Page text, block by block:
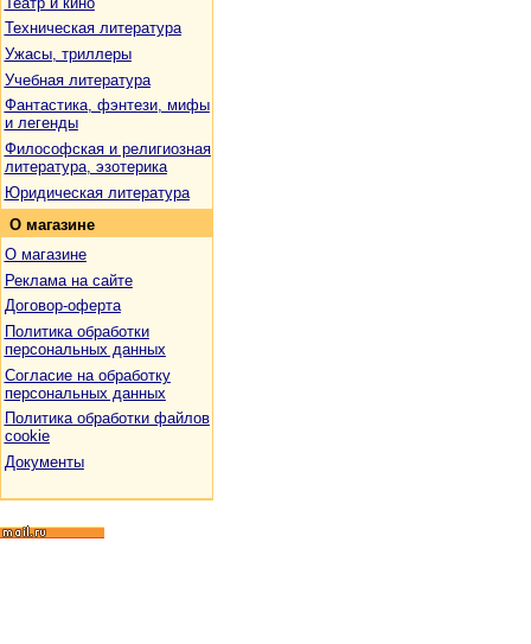
Техническая литература
Ужасы, триллеры
Учебная литература
Фантастика, фэнтези, мифы
и легенды
Философская и религиозная
литература, эзотерика
Юридическая литература
О магазине
О магазине
Реклама на сайте
Договор-оферта
Политика обработки
персональных данных
Согласие на обработку
персональных данных
Политика обработки файлов
cookie
Документы